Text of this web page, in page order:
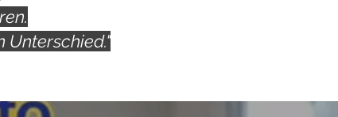
Unterschied."